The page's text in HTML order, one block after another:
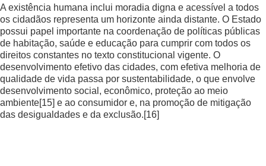
A existência humana inclui moradia digna e acessível a todos
os cidadãos representa um horizonte ainda distante. O Estado
possui papel importante na coordenação de políticas públicas
de habitação, saúde e educação para cumprir com todos os
direitos constantes no texto constitucional vigente. O
desenvolvimento efetivo das cidades, com efetiva melhoria de
qualidade de vida passa por sustentabilidade, o que envolve
desenvolvimento social, econômico, proteção ao meio
ambiente[15] e ao consumidor e, na promoção de mitigação
das desigualdades e da exclusão.[16]